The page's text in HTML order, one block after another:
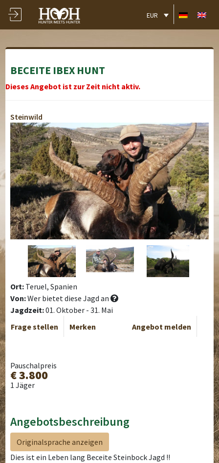
EUR
BECEITE IBEX HUNT
Dieses Angebot ist zur Zeit nicht aktiv.
Steinwild
Ort: Teruel, Spanien
Von:Wer bietet diese Jagd an
Jagdzeit:01. Oktober - 31. Mai
Frage stellen
Merken Angebot melden
Pauschalpreis
€ 3.800
1 Jäger
Angebotsbeschreibung
Originalsprache anzeigen
Dies ist ein Leben lang Beceite Steinbock Jagd !!